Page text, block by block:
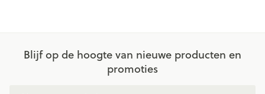
Blijf op de hoogte van nieuwe producten en
promoties